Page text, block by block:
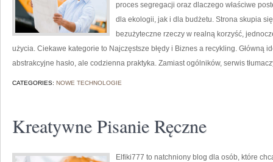
proces segregacji oraz dlaczego właściwe
dla ekologii, jak i dla budżetu. Strona skupia
bezużyteczne rzeczy w realną korzyść,
użycia. Ciekawe kategorie to Najczęstsze błędy i Biznes a recykling. Główną
abstrakcyjne hasło, ale codzienna praktyka. Zamiast ogólników, serwis
CATEGORIES: NOWE TECHNOLOGIE
Kreatywne Pisanie Ręczne
Elfiki777 to natchniony blog dla osób, które